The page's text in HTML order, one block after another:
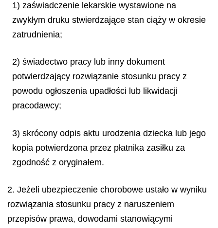
1) zaświadczenie lekarskie wystawione na
zwykłym druku stwierdzające stan ciąży w okresie
zatrudnienia;
2) świadectwo pracy lub inny dokument
potwierdzający rozwiązanie stosunku pracy z
powodu ogłoszenia upadłości lub likwidacji
pracodawcy;
3) skrócony odpis aktu urodzenia dziecka lub jego
kopia potwierdzona przez płatnika zasiłku za
zgodność z oryginałem.
2. Jeżeli ubezpieczenie chorobowe ustało w wyniku
rozwiązania stosunku pracy z naruszeniem
przepisów prawa, dowodami stanowiącymi